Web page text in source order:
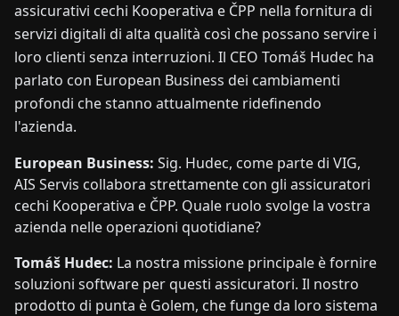
assicurativi cechi Kooperativa e ČPP nella fornitura di
servizi digitali di alta qualità così che possano servire i
loro clienti senza interruzioni. Il CEO Tomáš Hudec ha
parlato con European Business dei cambiamenti
profondi che stanno attualmente ridefinendo
l'azienda.
European Business: Sig. Hudec, come parte di VIG,
AIS Servis collabora strettamente con gli assicuratori
cechi Kooperativa e ČPP. Quale ruolo svolge la vostra
azienda nelle operazioni quotidiane?
Tomáš Hudec: La nostra missione principale è fornire
soluzioni software per questi assicuratori. Il nostro
prodotto di punta è Golem, che funge da loro sistema